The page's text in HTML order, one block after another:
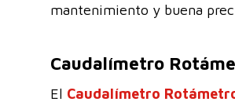
mantenimiento y buena
Caudalímetro
El Caudalímetro